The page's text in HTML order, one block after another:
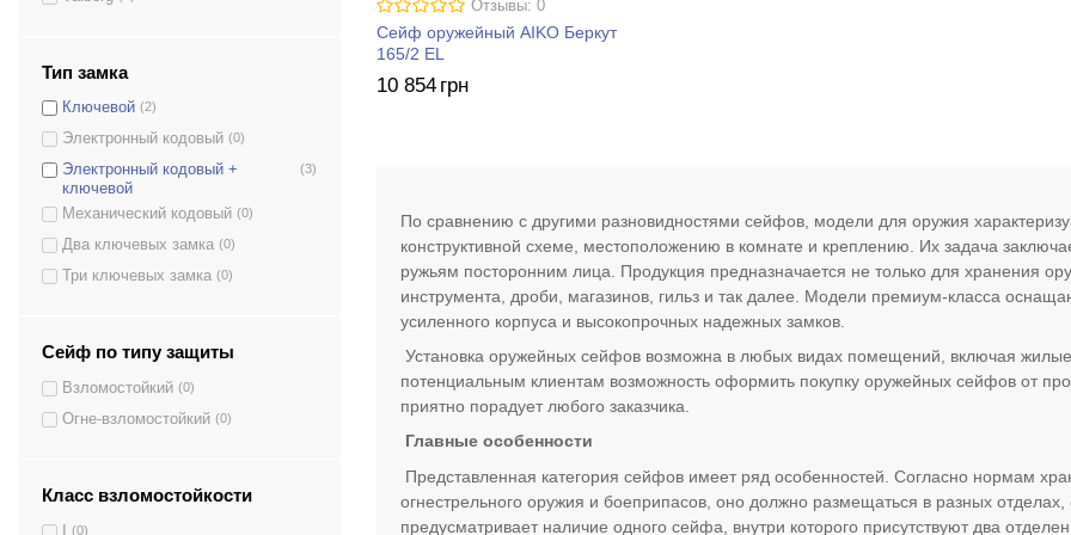
MAXI 3PM
MAXI 3M
ZSL 5M
ZSL 3M
MINI 4
ОШМ-100-2(К)
ОШМ-129(К2) (0)
ОШМ-130(КТ) (0)
ОШМ-137-3 (0)
Беркут 150/2 EL
Беркут 150 KL
Беркут 150/2 KL
Беркут 165/2 KL (0)
Тип замка
Ключевой (2)
Электронный кодовый (0)
Электронный кодовый +
ключевой
(3)
Механический кодовый (0)
Два ключевых замка (0)
Три ключевых замка (0)
Сейф по типу защиты
Взломостойкий (0)
Огне-взломостойкий (0)
Класс взломостойкости
(0)
Отзывы: 0
Сейф оружейный AIKO Беркут
165/2 EL
10 854 грн
По сравнению с другими разновидностями сейфов, модели для оружия
конструктивной схеме, местоположению в комнате и креплению. Их задача
ружьям посторонним лица. Продукция предназначается не только для хранения
инструмента, дроби, магазинов, гильз и так далее. Модели премиум-класса
усиленного корпуса и высокопрочных надежных замков.
Установка оружейных сейфов возможна в любых видах помещений, включая
потенциальным клиентам возможность оформить покупку оружейных сейфов от
приятно порадует любого заказчика.
Главные особенности
Представленная категория сейфов имеет ряд особенностей. Согласно нормам
огнестрельного оружия и боеприпасов, оно должно размещаться в разных
предусматривает наличие одного сейфа, внутри которого присутствуют два